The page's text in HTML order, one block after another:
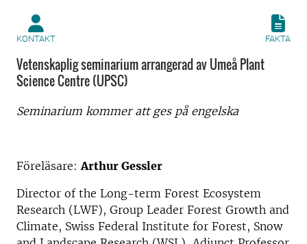
KONTAKT FAKTA
Vetenskaplig seminarium arrangerad av Umeå Plant
Science Centre (UPSC)
Seminarium kommer att ges på engelska
Föreläsare:Arthur Gessler
Director of the Long-term Forest Ecosystem
Research (LWF), Group Leader Forest Growth and
Climate, Swiss Federal Institute for Forest, Snow